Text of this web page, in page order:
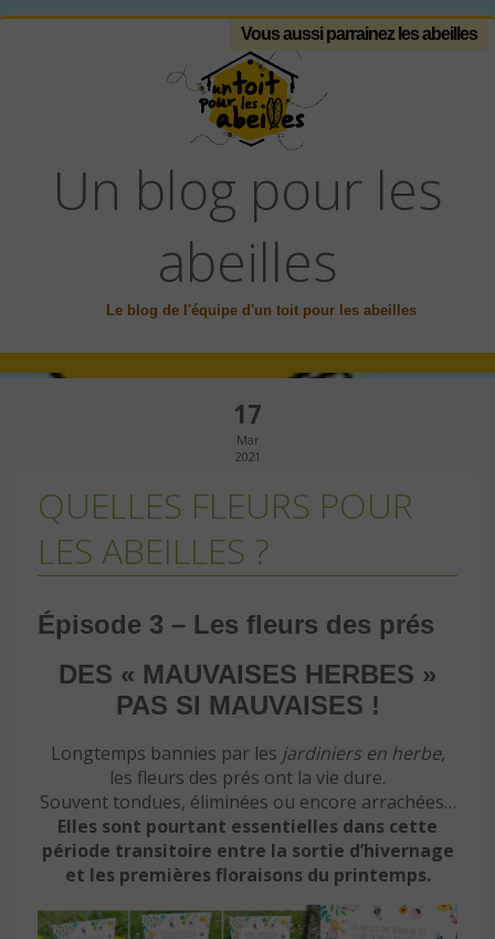
Vous aussi parrainez les abeilles
Un blog pour les
abeilles
Le blog de l'équipe d'un toit pour les abeilles
17
Mar
2021
QUELLES FLEURS POUR
LES ABEILLES ?
Épisode 3 – Les fleurs des prés
DES « MAUVAISES HERBES »
PAS SI MAUVAISES !
Longtemps bannies par les jardiniers en herbe,
les fleurs des prés ont la vie dure.
Souvent tondues, éliminées ou encore arrachées…
Elles sont pourtant essentielles dans cette
période transitoire entre la sortie d’hivernage
et les premières floraisons du printemps.